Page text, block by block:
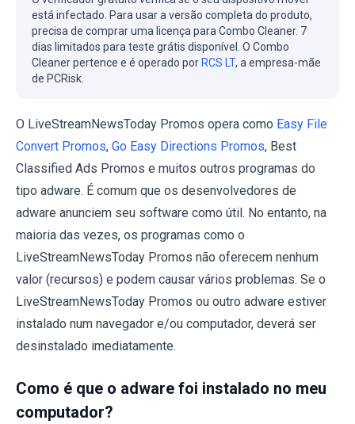
está infectado. Para usar a versão completa do produto,
precisa de comprar uma licença para Combo Cleaner. 7
dias limitados para teste grátis disponível. O Combo
Cleaner pertence e é operado por RCS LT, a empresa-mãe
de PCRisk.
O LiveStreamNewsToday Promos opera como Easy File
Convert Promos, Go Easy Directions Promos, Best
Classified Ads Promos e muitos outros programas do
tipo adware. É comum que os desenvolvedores de
adware anunciem seu software como útil. No entanto, na
maioria das vezes, os programas como o
LiveStreamNewsToday Promos não oferecem nenhum
valor (recursos) e podem causar vários problemas. Se o
LiveStreamNewsToday Promos ou outro adware estiver
instalado num navegador e/ou computador, deverá ser
desinstalado imediatamente.
Como é que o adware foi instalado no meu
computador?